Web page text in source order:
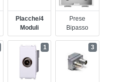
Placche/4
Moduli
Prese
Bipasso
1 3